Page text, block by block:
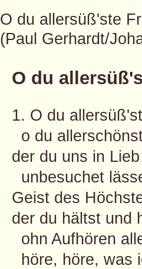
O du allersüß'ste
(Paul Gerhardt/
O du
1. O du
o du
der du uns in
unbesuchet
Geist des
der du hältst und
ohn Aufhören
höre, höre, was